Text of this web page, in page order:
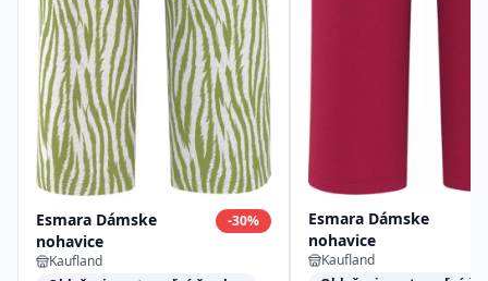
Esmara Dámske
nohavice
-30%
Kaufland
Esmara Dámske
nohavice
Kaufland